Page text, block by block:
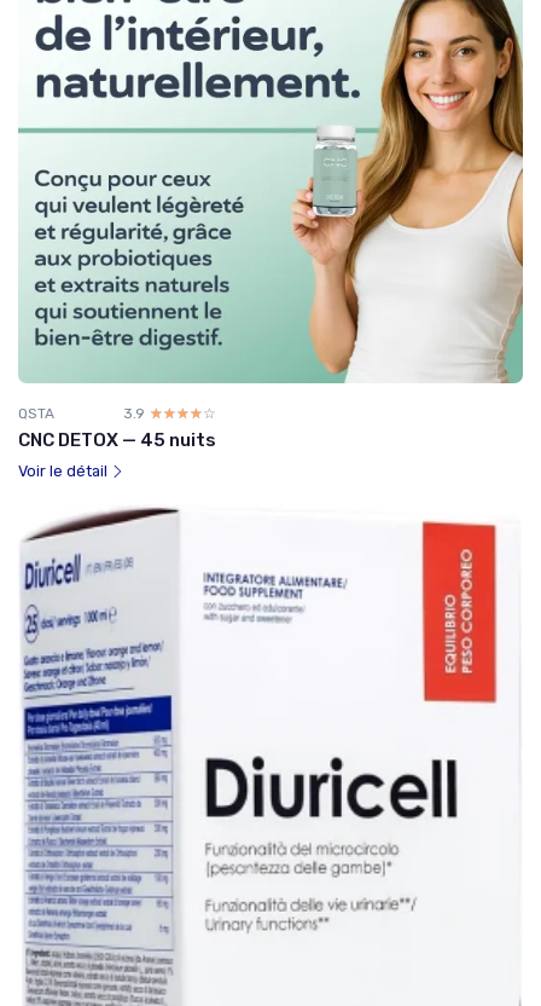
QSTA 3.9 ☆☆☆☆☆
★★★★★
CNC DETOX — 45 nuits
Voir le détail